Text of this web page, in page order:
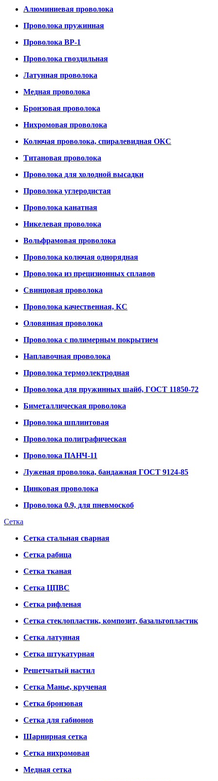
Алюминиевая проволока
Проволока пружинная
Проволока ВР-1
Проволока гвоздильная
Латунная проволока
Медная проволока
Бронзовая проволока
Нихромовая проволока
Колючая проволока, спиралевидная ОКС
Титановая проволока
Проволока для холодной высадки
Проволока углеродистая
Проволока канатная
Никелевая проволока
Вольфрамовая проволока
Проволока колючая однорядная
Проволока из прецизионных сплавов
Свинцовая проволока
Проволока качественная, КС
Оловянная проволока
Проволока с полимерным покрытием
Наплавочная проволока
Проволока термоэлектродная
Проволока для пружинных шайб, ГОСТ 11850-72
Биметаллическая проволока
Проволока шплинтовая
Проволока полиграфическая
Проволока ПАНЧ-11
Луженая проволока, бандажная ГОСТ 9124-85
Цинковая проволока
Проволока 0.9, для пневмоскоб
Сетка
Сетка стальная сварная
Сетка рабица
Сетка тканая
Сетка ЦПВС
Сетка рифленая
Сетка стеклопластик, композит, базальтопластик
Сетка латунная
Сетка штукатурная
Решетчатый настил
Сетка Манье, крученая
Сетка бронзовая
Сетка для габионов
Шарнирная сетка
Сетка нихромовая
Медная сетка